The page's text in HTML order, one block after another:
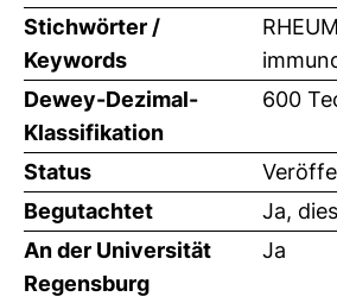
Stichwörter /
Keywords
Dewey-Dezimal-
Klassifikation
600
Status
Begutachtet
Ja,
An der Universität
Regensburg
Ja